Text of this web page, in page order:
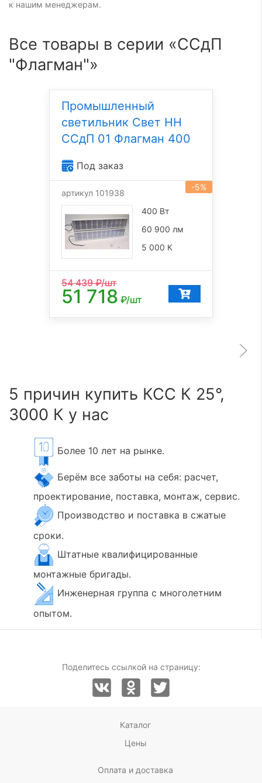
к нашим менеджерам.
Все товары в серии «ССдП
"Флагман"»
Промышленный
светильник Свет НН
ССдП 01 Флагман 400
Под заказ
-5%
артикул 101938
400 Вт
60 900 лм
5 000 К
54 439₽/шт
51 718 ₽/шт
5 причин купить КСС К 25°,
3000 К у нас
Более 10 лет на рынке.
Берём все заботы на себя: расчет,
проектирование, поставка, монтаж, сервис.
Производство и поставка в сжатые
сроки.
Штатные квалифицированные
монтажные бригады.
Инженерная группа с многолетним
опытом.
Поделитесь ссылкой на страницу:
Каталог
Цены
Оплата и доставка